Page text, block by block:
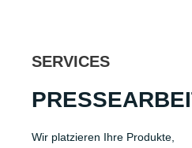
SERVICES
Wir platzieren Ihre Produkte,